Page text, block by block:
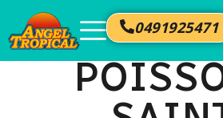
0491925471